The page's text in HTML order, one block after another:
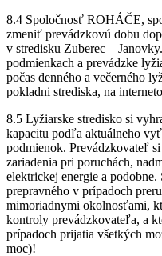
8.4 Spoločnosť ROHÁČE,
zmeniť prevádzkovú dobu
v stredisku Zuberec –
podmienkach a prevádzke
počas denného a večerného
pokladni strediska, na
8.5 Lyžiarske stredisko si
kapacitu podľa aktuálneho
podmienok. Prevádzkovateľ
zariadenia pri poruchách,
elektrickej energie a
prepravného v prípadoch
mimoriadnymi okolnosťami,
kontroly prevádzkovateľa, a
prípadoch prijatia všetkých
moc)!